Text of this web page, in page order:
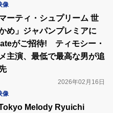
像
ーティ・シュプリーム 世
め」ジャパンプレミアに
がご招待! ティモシー・
主演、最低で最高な男が追
2026年02月16日
像
Melody Ryuichi